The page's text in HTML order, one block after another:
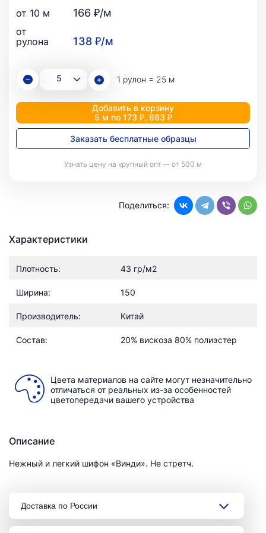
от 10 м 166 ₽/м
от
рулона
138 ₽/м
1 рулон = 25 м
Добавить в корзину
5 м по 173 ₽, 863 ₽
Заказать бесплатные образцы
Узнать цену на крупный опт — от 500 м
Поделиться:
Характеристики
Плотность: 43 гр/м2
Ширина: 150
Производитель: Китай
Состав: 20% вискоза 80% полиэстер
Цвета материалов на сайте могут незначительно
отличаться от реальных из-за особенностей
цветопередачи вашего устройства
Описание
Нежный и легкий шифон «Винди». Не стретч.
Доставка по России